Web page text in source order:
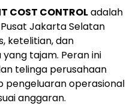
COST CONTROLadalah
Jakarta Selatan
ketelitian, dan
tajam. Peran ini
telinga perusahaan
pengeluaran operasional
anggaran.